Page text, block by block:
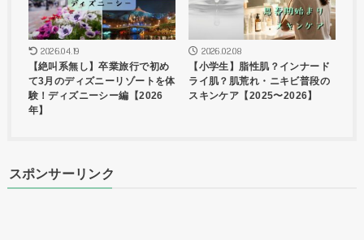
2026.04.19
【絶叫系無し】卒業旅行で初め
て3月のディズニーリゾートを体
験！ディズニーシー編【2026
年】
2026.02.08
【小学生】脂性肌？インナード
ライ肌？肌荒れ・ニキビ普段の
スキンケア【2025〜2026】
スポンサーリンク